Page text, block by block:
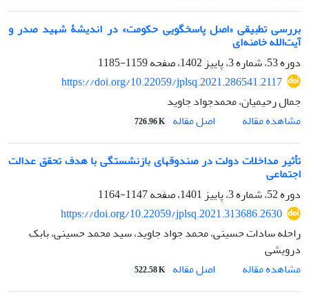
بررسی تطبیقی «اصل پاسخگویی حکومت» در اندیشۀ شهید صدر و
آیت‌الله خامنه‌ای
دوره 53، شماره 3، پاییز 1402، صفحه
1159-1185
https://doi.org/10.22059/jplsq.2021.286541.2117
جمال رحیمیان، محمدجواد جاوید
مشاهده مقاله
اصل مقاله 726.96 K
تأثیر مداخلات دولت در صندوق‏های بازنشستگی با هدف تحقق عدالت
اجتماعی
دوره 52، شماره 3، پاییز 1401، صفحه
1147-1164
https://doi.org/10.22059/jplsq.2021.313686.2630
راحله سادات حسینی، محمد جواد جاوید، سید محمد حسینی، بابک
درویشی
مشاهده مقاله
اصل مقاله 522.58 K